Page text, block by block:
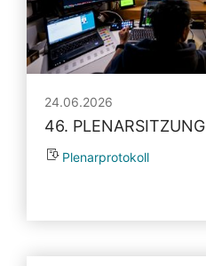
24.06.2026
46. PLENARSITZUNG
Plenarprotokoll